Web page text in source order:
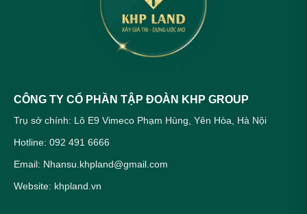
CÔNG TY CỔ PHẦN TẬP ĐOÀN KHP GROUP
Trụ sở chính: Lô E9 Vimeco Phạm Hùng, Yên Hòa, Hà Nội
Hotline: 092 491 6666
Email: Nhansu.khpland@gmail.com
Website: khpland.vn